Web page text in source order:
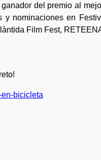
del premio al
y nominaciones en
Film Fest,
en-bicicleta